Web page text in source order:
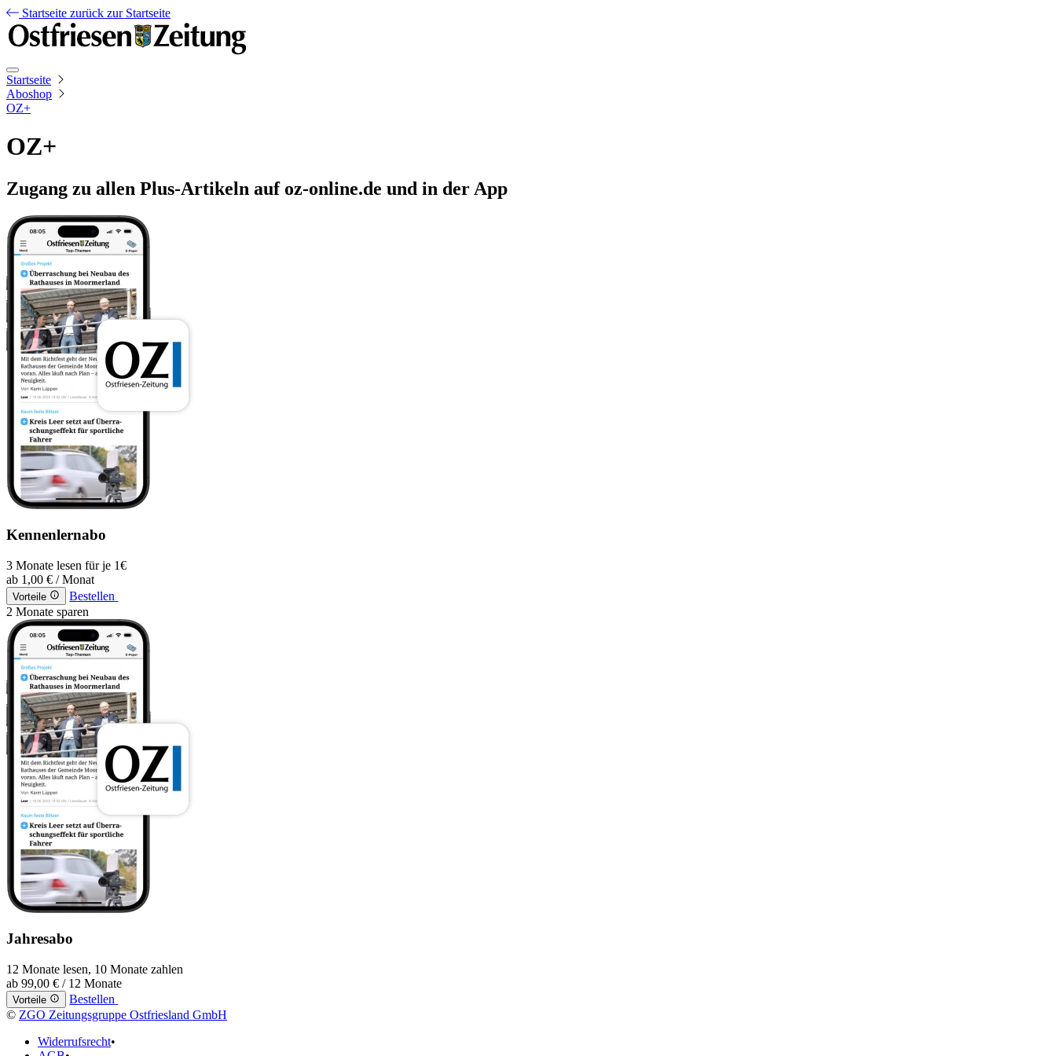
Startseite zurück zur Startseite
Startseite
Aboshop
OZ+
OZ+
Zugang zu allen Plus-Artikeln auf oz-online.de und in der App
Kennenlernabo
3 Monate lesen für je 1€
ab 1,00 € / Monat
Vorteile
Bestellen
2 Monate sparen
Jahresabo
12 Monate lesen, 10 Monate zahlen
ab 99,00 € / 12 Monate
Vorteile
Bestellen
© ZGO Zeitungsgruppe Ostfriesland GmbH
Widerrufsrecht•